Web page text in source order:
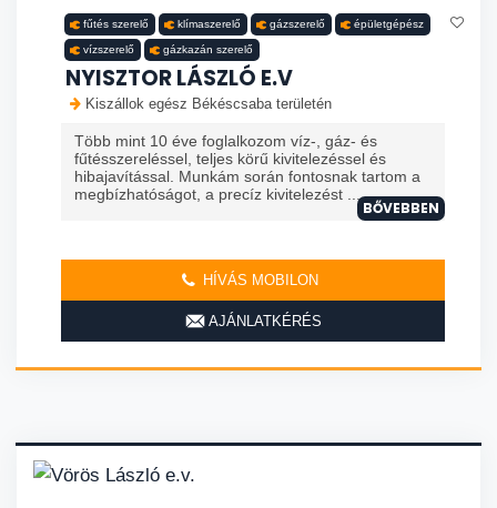
fűtés szerelő klímaszerelő gázszerelő épületgépész
vízszerelő gázkazán szerelő
NYISZTOR LÁSZLÓ E.V
Kiszállok egész Békéscsaba területén
Több mint 10 éve foglalkozom víz-, gáz- és
fűtésszereléssel, teljes körű kivitelezéssel és
hibajavítással. Munkám során fontosnak tartom a
megbízhatóságot, a precíz kivitelezést ...
BŐVEBBEN
HÍVÁS MOBILON
AJÁNLATKÉRÉS